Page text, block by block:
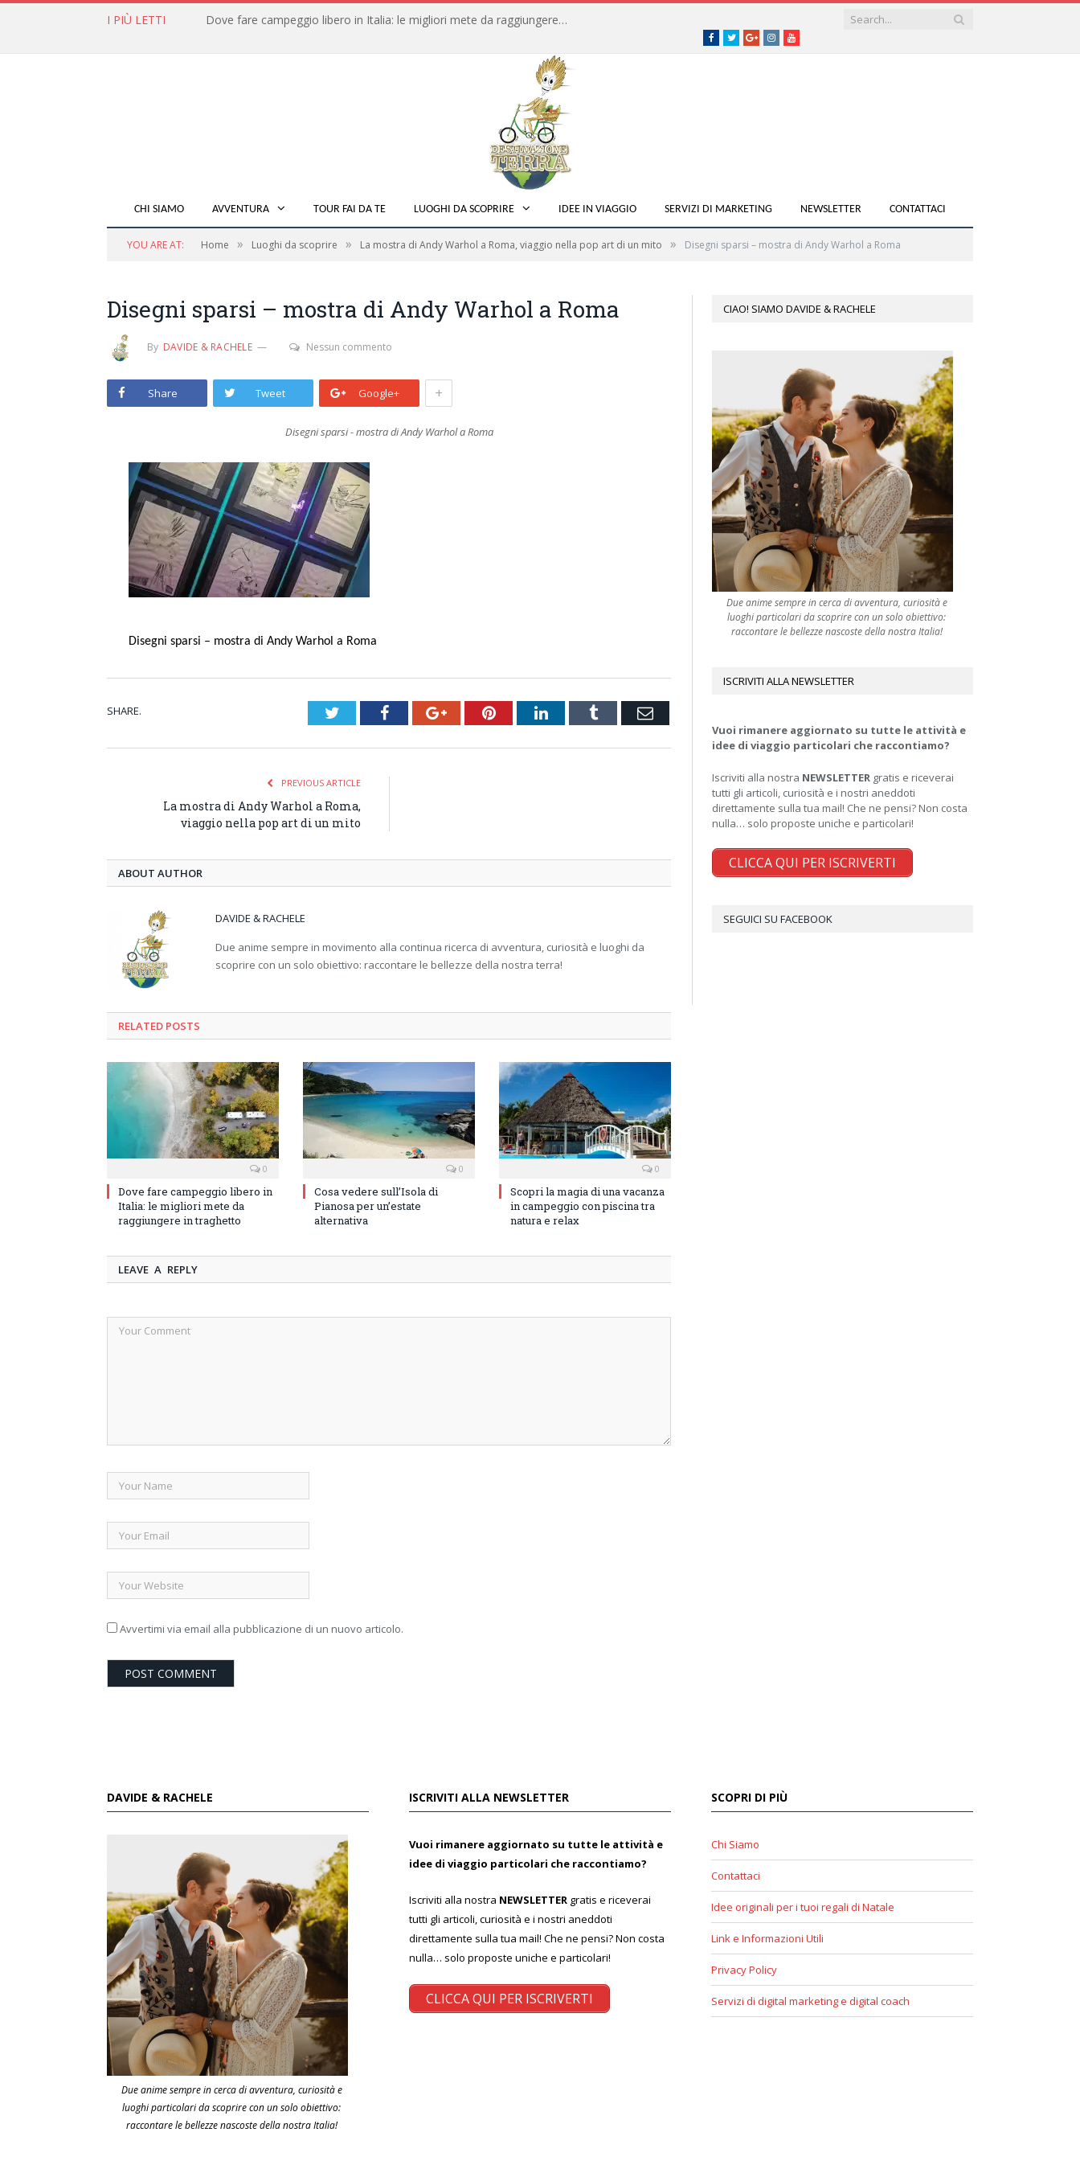
I PIÙ LETTI Dove fare campeggio libero in Italia: le migliori mete da raggiungere in traghetto
Facebook
TwitterGoogle+instagramyoutube
CHI SIAMO AVVENTURA TOUR FAI DA TE LUOGHI DA SCOPRIRE IDEE IN VIAGGIO SERVIZI DI MARKETING NEWSLETTER CONTATTACI
YOU ARE AT: Home » Luoghi da scoprire » La mostra di Andy Warhol a Roma, viaggio nella pop art di un mito » Disegni sparsi – mostra di Andy Warhol a Roma
Disegni sparsi – mostra di Andy Warhol a Roma
By DAVIDE & RACHELE Nessun commento
Share Tweet Google+ +
Disegni sparsi - mostra di Andy Warhol a Roma
Disegni sparsi – mostra di Andy Warhol a Roma
SHARE. TwitterFacebookGoogle+PinterestLinkedInTumblr Email
PREVIOUS ARTICLE
La mostra di Andy Warhol a Roma,
viaggio nella pop art di un mito
ABOUT AUTHOR
DAVIDE & RACHELE
Due anime sempre in movimento alla continua ricerca di avventura, curiosità e luoghi da
scoprire con un solo obiettivo: raccontare le bellezze della nostra terra!
RELATED POSTS
0
Dove fare campeggio libero in
Italia: le migliori mete da
raggiungere in traghetto
0
Cosa vedere sull’Isola di
Pianosa per un’estate
alternativa
0
Scopri la magia di una vacanza
in campeggio con piscina tra
natura e relax
LEAVE A REPLY
Avvertimi via email alla pubblicazione di un nuovo articolo.
CIAO! SIAMO DAVIDE & RACHELE
Due anime sempre in cerca di avventura, curiosità e
luoghi particolari da scoprire con un solo obiettivo:
raccontare le bellezze nascoste della nostra Italia!
ISCRIVITI ALLA NEWSLETTER
Vuoi rimanere aggiornato su tutte le attività e
idee di viaggio particolari che raccontiamo?
Iscriviti alla nostra NEWSLETTER gratis e riceverai
tutti gli articoli, curiosità e i nostri aneddoti
direttamente sulla tua mail! Che ne pensi? Non costa
nulla… solo proposte uniche e particolari!
CLICCA QUI PER ISCRIVERTI
SEGUICI SU FACEBOOK
DAVIDE & RACHELE
Due anime sempre in cerca di avventura, curiosità e
luoghi particolari da scoprire con un solo obiettivo:
raccontare le bellezze nascoste della nostra Italia!
ISCRIVITI ALLA NEWSLETTER
Vuoi rimanere aggiornato su tutte le attività e
idee di viaggio particolari che raccontiamo?
Iscriviti alla nostra NEWSLETTER gratis e riceverai
tutti gli articoli, curiosità e i nostri aneddoti
direttamente sulla tua mail! Che ne pensi? Non costa
nulla… solo proposte uniche e particolari!
CLICCA QUI PER ISCRIVERTI
SCOPRI DI PIÙ
Chi Siamo
Contattaci
Idee originali per i tuoi regali di Natale
Link e Informazioni Utili
Privacy Policy
Servizi di digital marketing e digital coach